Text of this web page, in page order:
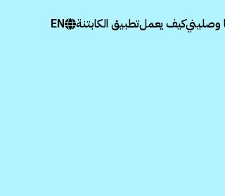
وصلينيكيف يعملتطبيق الكابتنة EN